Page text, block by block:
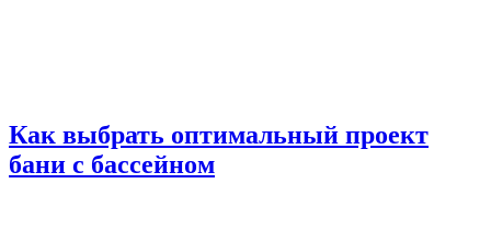
Как выбрать оптимальный проект
бани с бассейном